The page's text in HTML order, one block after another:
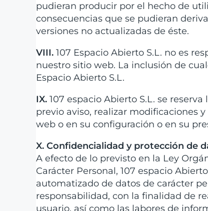
pudieran producir por el hecho de
consecuencias que se pudieran
versiones no actualizadas de éste.
VIII. 107 Espacio Abierto S.L. no es
nuestro sitio web. La inclusión de
Espacio Abierto S.L.
IX. 107 espacio Abierto S.L. se
previo aviso, realizar modificaciones
web o en su configuración o en su
X. Confidencialidad y protección de
A efecto de lo previsto en la Ley
Carácter Personal, 107 espacio
automatizado de datos de carácter
responsabilidad, con la finalidad de
usuario, así como las labores de